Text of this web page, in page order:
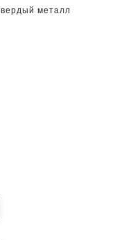
металл